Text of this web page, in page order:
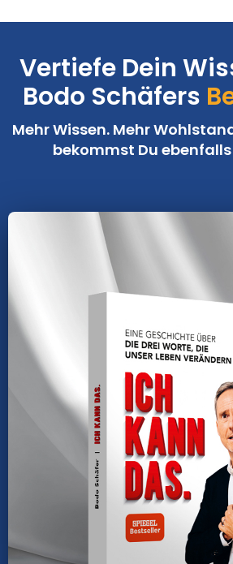
Vertiefe Dein
Bodo Schäfers
Mehr Wissen. Mehr
bekommst Du